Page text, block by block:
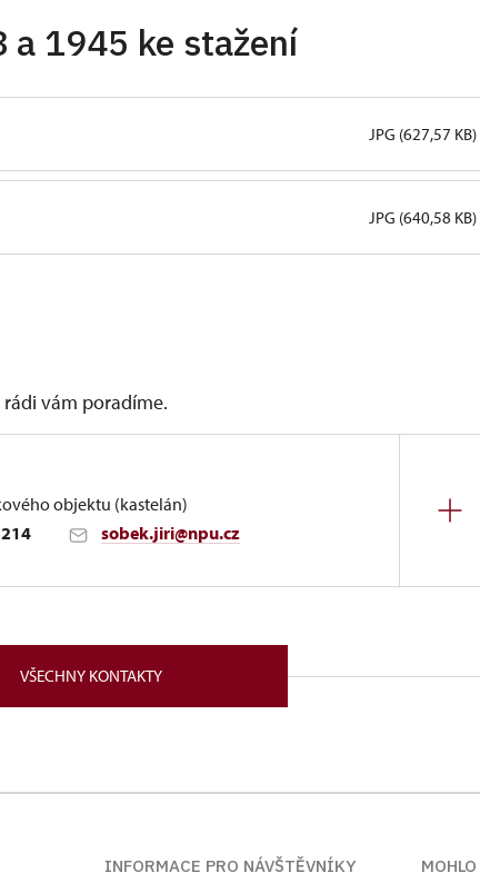
a 1945 ke stažení
JPG (627,57 KB)
JPG (640,58 KB)
rádi vám poradíme.
objektu (kastelán)
sobek.jiri@npu.cz
i televizi.
VŠECHNY KONTAKTY
INFORMACE PRO NÁVŠTĚVNÍKY